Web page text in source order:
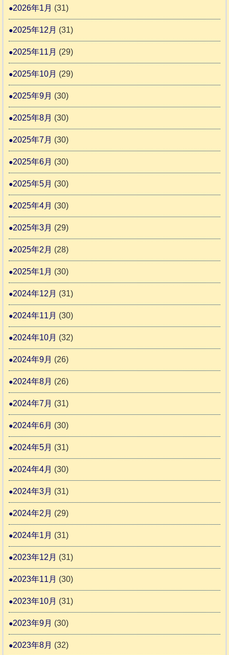
2026年1月 (31)
2025年12月 (31)
2025年11月 (29)
2025年10月 (29)
2025年9月 (30)
2025年8月 (30)
2025年7月 (30)
2025年6月 (30)
2025年5月 (30)
2025年4月 (30)
2025年3月 (29)
2025年2月 (28)
2025年1月 (30)
2024年12月 (31)
2024年11月 (30)
2024年10月 (32)
2024年9月 (26)
2024年8月 (26)
2024年7月 (31)
2024年6月 (30)
2024年5月 (31)
2024年4月 (30)
2024年3月 (31)
2024年2月 (29)
2024年1月 (31)
2023年12月 (31)
2023年11月 (30)
2023年10月 (31)
2023年9月 (30)
2023年8月 (32)